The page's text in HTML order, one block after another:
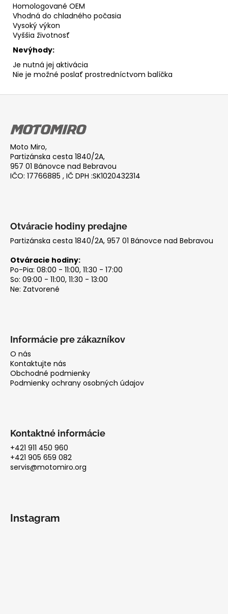
Homologované OEM
Vhodná do chladného počasia
Vysoký výkon
Vyššia životnosť
Nevýhody:
Je nutná jej aktivácia
Nie je možné poslať prostredníctvom balíčka
Moto Miro,
Partizánska cesta 1840/2A,
957 01 Bánovce nad Bebravou
IČO: 17766885 , IČ DPH :SK1020432314
Otváracie hodiny predajne
Partizánska cesta 1840/2A, 957 01 Bánovce nad Bebravou
Otváracie hodiny:
Po-Pia: 08:00 - 11:00, 11:30 - 17:00
So: 09:00 - 11:00, 11:30 - 13:00
Ne: Zatvorené
Informácie pre zákazníkov
O nás
Kontaktujte nás
Obchodné podmienky
Podmienky ochrany osobných údajov
Kontaktné informácie
+421 911 450 960
+421 905 659 082
servis@motomiro.org
Instagram